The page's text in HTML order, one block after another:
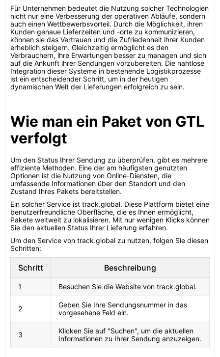
Für Unternehmen bedeutet die Nutzung solcher Technologien
nicht nur eine Verbesserung der operativen Abläufe, sondern
auch einen Wettbewerbsvorteil. Durch die Möglichkeit, ihren
Kunden genaue Lieferzeiten und -orte zu kommunizieren,
können sie das Vertrauen und die Zufriedenheit ihrer Kunden
erheblich steigern. Gleichzeitig ermöglicht es den
Verbrauchern, ihre Erwartungen besser zu managen und sich
auf die Ankunft ihrer Sendungen vorzubereiten. Die nahtlose
Integration dieser Systeme in bestehende Logistikprozesse
ist ein entscheidender Schritt, um in der heutigen
dynamischen Welt der Lieferungen erfolgreich zu sein.
Wie man ein Paket von GTL
verfolgt
Um den Status Ihrer Sendung zu überprüfen, gibt es mehrere
effiziente Methoden. Eine der am häufigsten genutzten
Optionen ist die Nutzung von Online-Diensten, die
umfassende Informationen über den Standort und den
Zustand Ihres Pakets bereitstellen.
Ein solcher Service ist track.global. Diese Plattform bietet eine
benutzerfreundliche Oberfläche, die es Ihnen ermöglicht,
Pakete weltweit zu lokalisieren. Mit nur wenigen Klicks können
Sie den aktuellen Status Ihrer Lieferung erfahren.
Um den Service von track.global zu nutzen, folgen Sie diesen
Schritten:
Schritt Beschreibung
1 Besuchen Sie die Website von track.global.
2
Geben Sie Ihre Sendungsnummer in das
vorgesehene Feld ein.
3
Klicken Sie auf "Suchen", um die aktuellen
Informationen zu Ihrer Sendung anzuzeigen.